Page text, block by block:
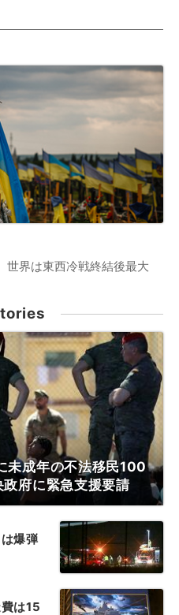
世界は東西冷戦終結後最大
未成年の不法移民100
府に緊急支援要請
爆弾
は15